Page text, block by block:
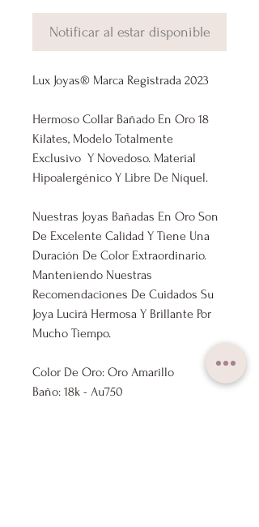
Notificar al estar disponible
Lux Joyas® Marca Registrada 2023
Hermoso Collar Bañado En Oro 18
Kilates, Modelo Totalmente
Exclusivo Y Novedoso. Material
Hipoalergénico Y Libre De Níquel.
Nuestras Joyas Bañadas En Oro Son
De Excelente Calidad Y Tiene Una
Duración De Color Extraordinario.
Manteniendo Nuestras
Recomendaciones De Cuidados Su
Joya Lucirá Hermosa Y Brillante Por
Mucho Tiempo.
Color De Oro: Oro Amarillo
Baño: 18k - Au750